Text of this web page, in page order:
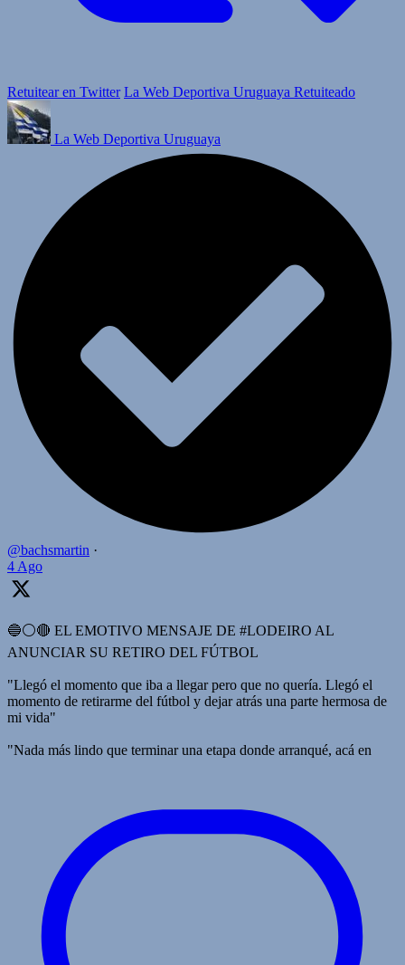
Retuitear en Twitter La Web Deportiva Uruguaya Retuiteado
La Web Deportiva Uruguaya
@bachsmartin ·
4 Ago
🔵⚪️🔴 EL EMOTIVO MENSAJE DE #LODEIRO AL
ANUNCIAR SU RETIRO DEL FÚTBOL
"Llegó el momento que iba a llegar pero que no quería. Llegó el
momento de retirarme del fútbol y dejar atrás una parte hermosa de
mi vida"
"Nada más lindo que terminar una etapa donde arranqué, acá en